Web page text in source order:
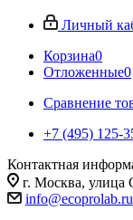
Личный
Корзина0
Отложенные0
Сравнение
+7 (495) 125-
Контактная
г. Москва, улица
info@ecoprolab.ru